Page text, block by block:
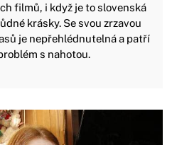
filmů, i když je to slovenská
krásky. Se svou zrzavou
je nepřehlédnutelná a patří
s nahotou.